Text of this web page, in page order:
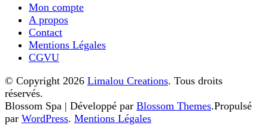
Mon compte
A propos
Contact
Mentions Légales
CGVU
© Copyright 2026 Limalou Creations. Tous droits
réservés.
Blossom Spa | Développé par Blossom Themes.Propulsé
par WordPress. Mentions Légales